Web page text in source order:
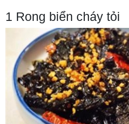
1 Rong biển cháy tỏi